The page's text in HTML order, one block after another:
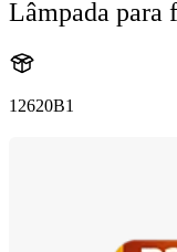
Lâmpada para
12620B1